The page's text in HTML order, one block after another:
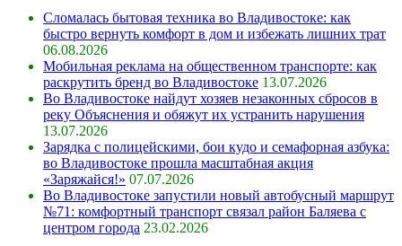
Сломалась бытовая техника во Владивостоке: как
быстро вернуть комфорт в дом и избежать лишних трат
06.08.2026
Мобильная реклама на общественном транспорте: как
раскрутить бренд во Владивостоке 13.07.2026
Во Владивостоке найдут хозяев незаконных сбросов в
реку Объяснения и обяжут их устранить нарушения
13.07.2026
Зарядка с полицейскими, бои кудо и семафорная азбука:
во Владивостоке прошла масштабная акция
«Заряжайся!» 07.07.2026
Во Владивостоке запустили новый автобусный маршрут
№71: комфортный транспорт связал район Баляева с
центром города 23.02.2026